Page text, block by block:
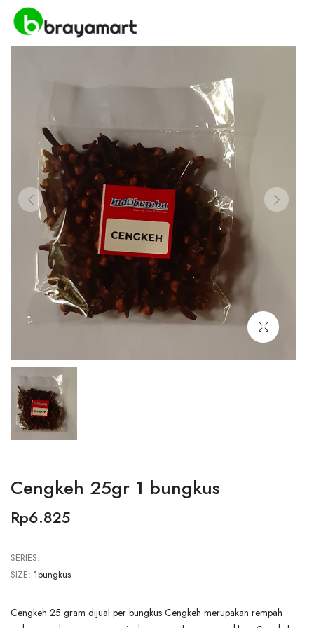
Cengkeh 25gr 1 bungkus
Rp6.825
SERIES:
SIZE: 1bungkus
Cengkeh 25 gram dijual per bungkus Cengkeh merupakan rempah